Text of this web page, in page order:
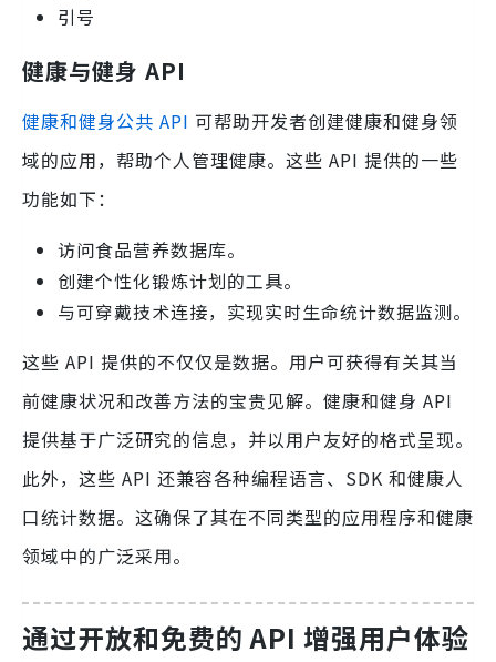
引号
健康与健身 API
健康和健身公共 API 可帮助开发者创建健康和健身领
域的应用，帮助个人管理健康。这些 API 提供的一些
功能如下：
访问食品营养数据库。
创建个性化锻炼计划的工具。
与可穿戴技术连接，实现实时生命统计数据监测。
这些 API 提供的不仅仅是数据。用户可获得有关其当
前健康状况和改善方法的宝贵见解。健康和健身 API
提供基于广泛研究的信息，并以用户友好的格式呈现。
此外，这些 API 还兼容各种编程语言、SDK 和健康人
口统计数据。这确保了其在不同类型的应用程序和健康
领域中的广泛采用。
通过开放和免费的 API 增强用户体验